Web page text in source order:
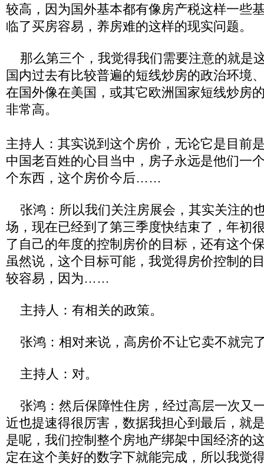
较高，因为国外基本都有像房产税这样一些
临了买房容易，养房难的这样的现实问题。
那么第三个，我觉得我们需要注意的就是
国内过去有比较普遍的短线炒房的政治环境
在国外像在美国，或其它欧洲国家短线炒房
非常高。
主持人：其实说到这个房价，无论它是目前
中国老百姓的心目当中，房子永远是他们一
个东西，这个房价今后……
张鸿：所以我们关注房展会，其实关注的
场，现在已经到了第三季度快结束了，年初
了自己的年度的控制房价的目标，还有这个
虽然说，这个目标可能，我觉得房价控制的
较容易，因为……
主持人：有相关的政策。
张鸿：相对来说，高房价不让它卖不就完
主持人：对。
张鸿：然后保障性住房，经过高层一次又
近也提速得很厉害，数据我担心到最后，就
是呢，我们控制整个房地产绑架中国经济的
定在这个美好的数字下就能完成，所以我觉